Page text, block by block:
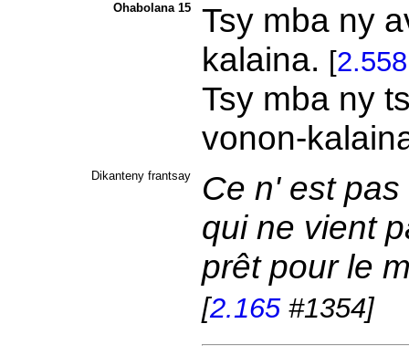
Ohabolana 15
Tsy mba ny
kalaina. [2.558
Tsy mba ny
vonon-
Dikanteny frantsay
Ce n' est
qui ne vient
prêt pour le
[2.165#1354]